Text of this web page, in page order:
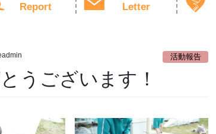
Report
Letter
活動報告
うございます！